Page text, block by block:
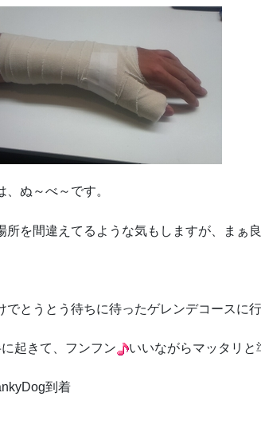
、ぬ～べ～です。
所を間違えてるような気もしますが、まぁ
でとうとう待ちに待ったゲレンデコースに
起きて、フンフン いいながらマッタリと
到着